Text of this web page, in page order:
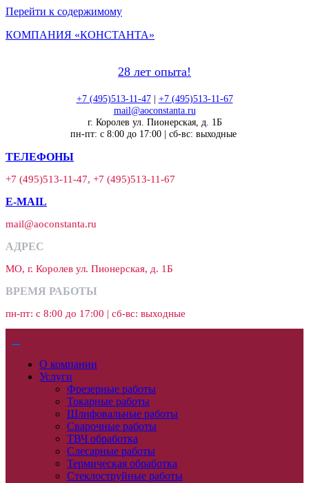
Перейти к содержимому
КОМПАНИЯ «КОНСТАНТА»
28 лет опыта!
+7 (495)513-11-47| +7 (495)513-11-67
mail@aoconstanta.ru
г. Королев ул. Пионерская, д. 1Б
пн-пт: с 8:00 до 17:00 | сб-вс: выходные
ТЕЛЕФОНЫ
+7 (495)513-11-47, +7 (495)513-11-67
E-MAIL
mail@aoconstanta.ru
АДРЕС
МО, г. Королев ул. Пионерская, д. 1Б
ВРЕМЯ РАБОТЫ
пн-пт: с 8:00 до 17:00 | сб-вс: выходные
О компании
Услуги
Фрезерные работы
Токарные работы
Шлифовальные работы
Сварочные работы
ТВЧ обработка
Слесарные работы
Термическая обработка
Стеклоструйные работы